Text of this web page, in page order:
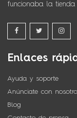
funcionaba la tienda
Enlaces
Ayuda y soporte
Anúnciate con
Blog